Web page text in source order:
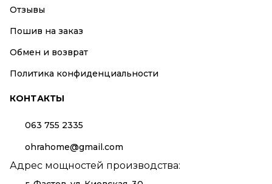
Отзывы
Пошив на заказ
Обмен и возврат
Политика конфиденциальности
КОНТАКТЫ
063 755 2335
ohrahome@gmail.com
Адрес мощностей производства: